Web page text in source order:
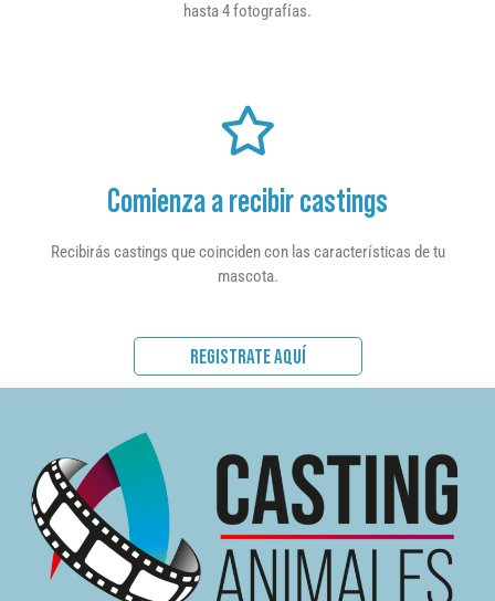
hasta 4 fotografías.
Comienza a recibir castings
Recibirás castings que coinciden con las características de tu
mascota.
REGISTRATE AQUÍ